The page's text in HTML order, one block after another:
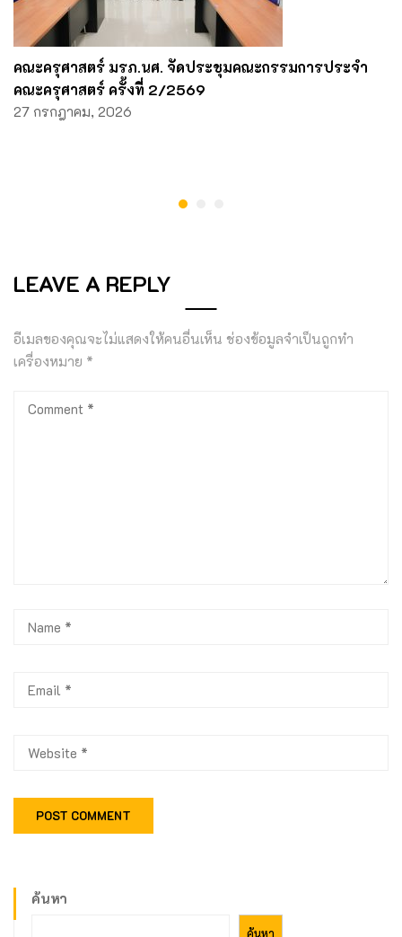
คณะครุศาสตร์ มรภ.นศ. จัดประชุมคณะกรรมการประจำ
คณะครุศาสตร์ ครั้งที่ 2/2569
27 กรกฎาคม, 2026
LEAVE A REPLY
อีเมลของคุณจะไม่แสดงให้คนอื่นเห็น ช่องข้อมูลจำเป็นถูกทำ
เครื่องหมาย *
ค้นหา
ค้นหา